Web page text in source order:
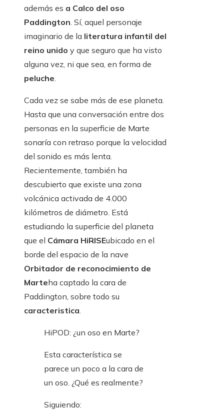
además es a Calco del oso
Paddington. Sí, aquel personaje
imaginario de la literatura infantil del
reino unido y que seguro que ha visto
alguna vez, ni que sea, en forma de
peluche.
Cada vez se sabe más de ese planeta.
Hasta que una conversación entre dos
personas en la superficie de Marte
sonaría con retraso porque la velocidad
del sonido es más lenta.
Recientemente, también ha
descubierto que existe una zona
volcánica activada de 4.000
kilómetros de diámetro. Está
estudiando la superficie del planeta
que el Cámara HiRISEubicado en el
borde del espacio de la nave
Orbitador de reconocimiento de
Marteha captado la cara de
Paddington, sobre todo su
caracteristica.
HiPOD: ¿un oso en Marte?
Esta característica se
parece un poco a la cara de
un oso. ¿Qué es realmente?
Siguiendo: